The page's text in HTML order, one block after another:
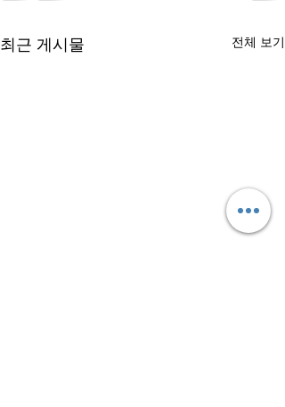
최근 게시물 전체 보기